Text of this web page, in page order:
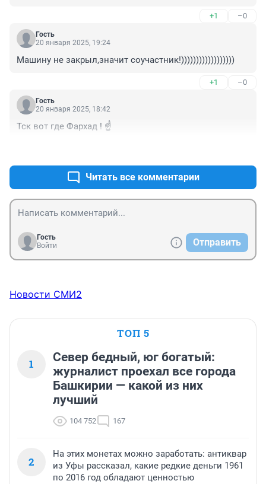
+1 –0
Гость
20 января 2025, 19:24
Машину не закрыл,значит соучастник!))))))))))))))))))
+1 –0
Гость
20 января 2025, 18:42
Тск вот где Фархад ! ☝️
Читать все комментарии
Гость
Войти
Отправить
Новости СМИ2
ТОП 5
1
Север бедный, юг богатый:
журналист проехал все города
Башкирии — какой из них
лучший
104 752 167
2
На этих монетах можно заработать: антиквар
из Уфы рассказал, какие редкие деньги 1961
по 2016 год обладают ценностью